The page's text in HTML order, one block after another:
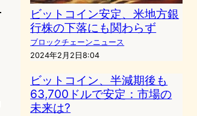
ビットコイン安定、米地方銀
行株の下落にも関わらず
ブロックチェーンニュース
2024年2月2日8:04
ビットコイン、半減期後も
63,700ドルで安定：市場の
未来は?